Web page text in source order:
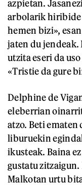
azpietan.
arbolarik hiribide
hemen bizi»,
jaten du jendeak.
utzita eseri da
«Tristie da gure
Delphine de
eleberrian
atzo. Beti
liburuekin
ikusteak. Baina
gustatu
Malkotan urtu